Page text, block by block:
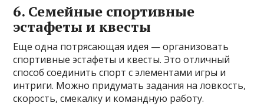
6. Семейные спортивные
эстафеты и квесты
Еще одна потрясающая идея — организовать
спортивные эстафеты и квесты. Это отличный
способ соединить спорт с элементами игры и
интриги. Можно придумать задания на ловкость,
скорость, смекалку и командную работу.